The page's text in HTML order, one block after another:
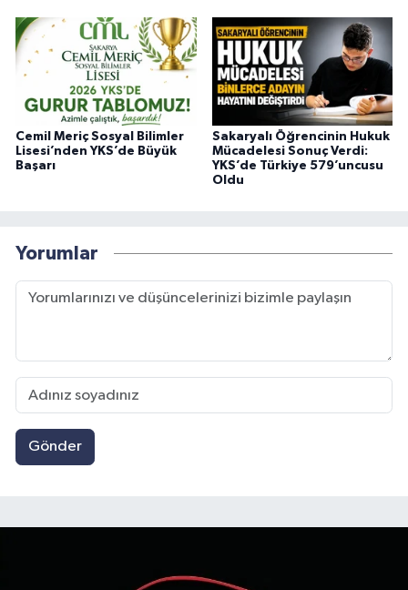
Cemil Meriç Sosyal Bilimler
Lisesi’nden YKS’de Büyük
Başarı
Sakaryalı Öğrencinin Hukuk
Mücadelesi Sonuç Verdi:
YKS’de Türkiye 579’uncusu
Oldu
Yorumlar
Gönder